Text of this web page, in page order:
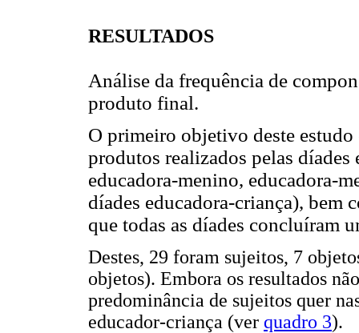
RESULTADOS
Análise da frequência de
produto final.
O primeiro objetivo deste estudo
produtos realizados pelas
educadora-menino, educadora-
díades educadora-criança), bem
que todas as díades concluíram
Destes, 29 foram sujeitos, 7
objetos). Embora os resultados
predominância de sujeitos quer
educador-criança (ver quadro 3).